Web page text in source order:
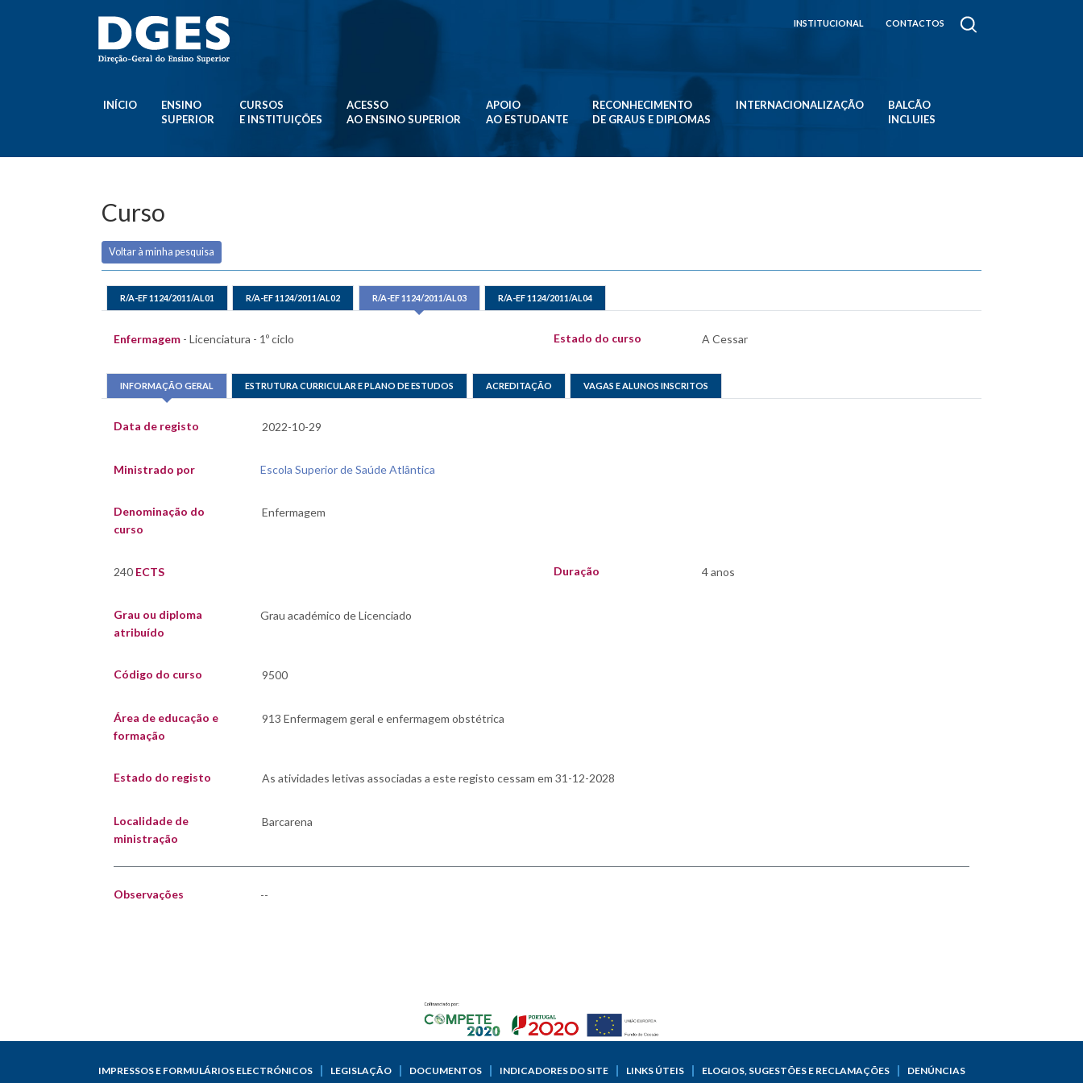
INSTITUCIONAL CONTACTOS
INÍCIO
ENSINO
SUPERIOR
CURSOS
E INSTITUIÇÕES
ACESSO
AO ENSINO SUPERIOR
APOIO
AO ESTUDANTE
RECONHECIMENTO
DE GRAUS E DIPLOMAS
INTERNACIONALIZAÇÃO
BALCÃO
INCLUIES
Curso
Voltar à minha pesquisa
R/A-EF 1124/2011/AL01 R/A-EF 1124/2011/AL02 R/A-EF 1124/2011/AL03 R/A-EF 1124/2011/AL04
Enfermagem - Licenciatura - 1º ciclo Estado do curso
INFORMAÇÃO GERAL ESTRUTURA CURRICULAR E PLANO DE ESTUDOS ACREDITAÇÃO VAGAS E ALUNOS INSCRITOS
Data de registo
Ministrado por Escola Superior de Saúde Atlântica
Denominação do
curso
240 ECTS Duração
Grau ou diploma
atribuído
Código do curso
Área de educação e
formação
Estado do registo
Localidade de
ministração
Observações --
IMPRESSOS E FORMULÁRIOS ELECTRÓNICOS LEGISLAÇÃO DOCUMENTOS INDICADORES DO SITE LINKS ÚTEIS ELOGIOS, SUGESTÕES E RECLAMAÇÕES DENÚNCIAS